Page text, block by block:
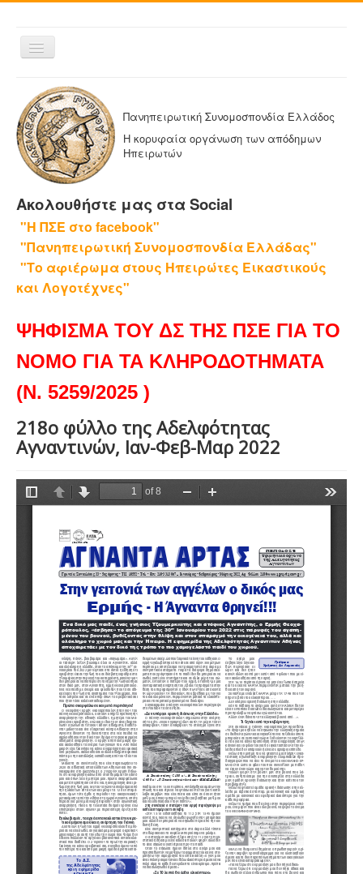
Εναλλαγή
πλοήγησης
ΑΡΧΙΚΗ
Η ΠΑΝΗΠΕΙΡΩΤΙΚΗ
ΔΕΛΤΙΑ ΤΥΠΟΥ
ΑΔΕΛΦΟΤΗΤΕΣ-ΟΜΟΣΠΟΝΔΙΕΣ
Η ΕΦΗΜΕΡΙΔΑ ΜΑΣ
ΕΦΗΜΕΡΙΔΕΣ ΑΔΕΛΦΟΤΗΤΩΝ
ΕΠΙΚΟΙΝΩΝΙΑ
Πανηπειρωτική Συνομοσπονδία Ελλάδος
Η κορυφαία οργάνωση των απόδημων
Ηπειρωτών
Ακολουθήστε μας στα Social
"Η ΠΣΕ στο facebook"
"Πανηπειρωτική Συνομοσπονδία Ελλάδας"
"Το αφιέρωμα στους Ηπειρώτες Εικαστικούς
και Λογοτέχνες"
ΨΗΦΙΣΜΑ ΤΟΥ ΔΣ ΤΗΣ ΠΣΕ ΓΙΑ ΤΟ
ΝΟΜΟ ΓΙΑ ΤΑ ΚΛΗΡΟΔΟΤΗΜΑΤΑ
(Ν. 5259/2025 )
218ο φύλλο της Αδελφότητας
Αγναντινών, Ιαν-Φεβ-Μαρ 2022